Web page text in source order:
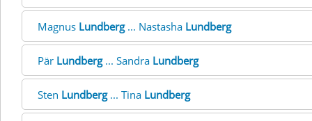
Magnus Lundberg... Nastasha Lundberg
Pär Lundberg... Sandra Lundberg
Sten Lundberg... Tina Lundberg